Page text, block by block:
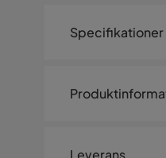
Specifikationer
Storlek
Leverans